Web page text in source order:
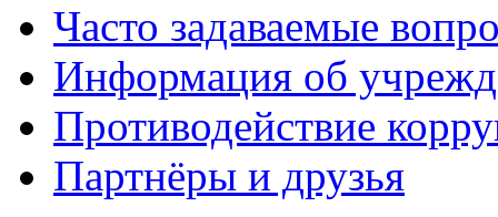
Часто задаваемые
Информация об
Противодействие
Партнёры и друзья